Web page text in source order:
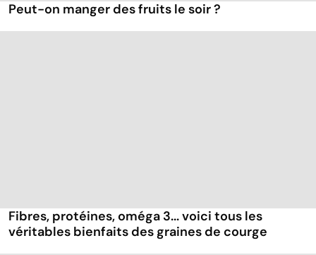
Peut-on manger des fruits le soir ?
Fibres, protéines, oméga 3... voici tous les
véritables bienfaits des graines de courge